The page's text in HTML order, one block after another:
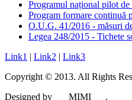
Programul național pilot
Program formare continuă
O.U.G. 41/2016 - măsuri
Legea 248/2015 - Tichete
Link1 | Link2 | Link3
Copyright © 2013. All Rights
Designed by ___MIMI___.